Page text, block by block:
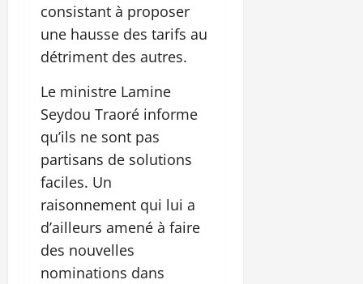
consistant à proposer
une hausse des tarifs au
détriment des autres.
Le ministre Lamine
Seydou Traoré informe
qu’ils ne sont pas
partisans de solutions
faciles. Un
raisonnement qui lui a
d’ailleurs amené à faire
des nouvelles
nominations dans